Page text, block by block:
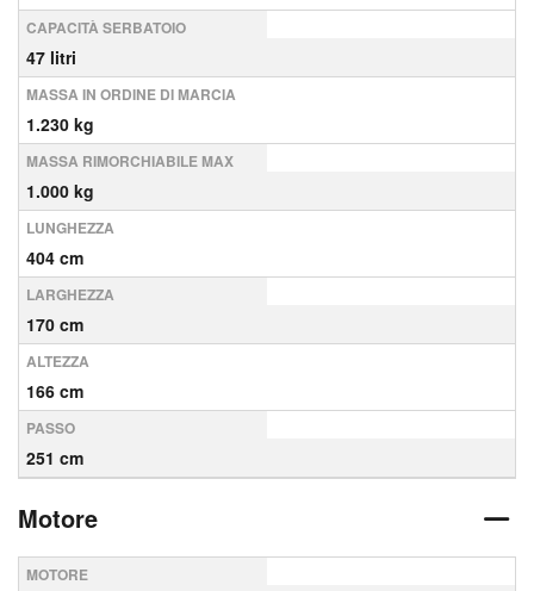
CAPACITÀ SERBATOIO
47 litri
MASSA IN ORDINE DI MARCIA
1.230 kg
MASSA RIMORCHIABILE MAX
1.000 kg
LUNGHEZZA
404 cm
LARGHEZZA
170 cm
ALTEZZA
166 cm
PASSO
251 cm
Motore
MOTORE